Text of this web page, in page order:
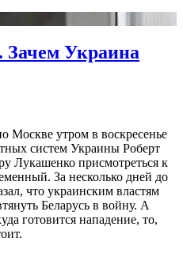
Зачем Украина
Москве утром в воскресенье
систем Украины Роберт
Лукашенко присмотреться к
За несколько дней до
что украинским властям
Беларусь в войну. А
готовится нападение, то,